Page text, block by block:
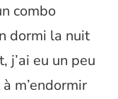
combo
dormi la nuit
j’ai eu un peu
m’endormir